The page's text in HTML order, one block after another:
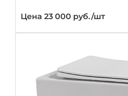
Цена 23 000 руб./шт